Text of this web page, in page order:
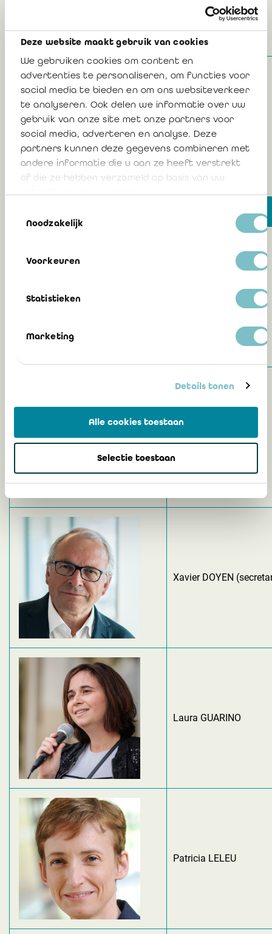
Deze website maakt gebruik van cookies
We gebruiken cookies om content en
advertenties te personaliseren, om functies voor
social media te bieden en om ons websiteverkeer
te analyseren. Ook delen we informatie over uw
gebruik van onze site met onze partners voor
social media, adverteren en analyse. Deze
partners kunnen deze gegevens combineren met
andere informatie die u aan ze heeft verstrekt
of die ze hebben verzameld op basis van uw
Noodzakelijk
Voorkeuren
Statistieken
Marketing
Details tonen
Alle cookies toestaan
Selectie toestaan
William RUTTEN
Olivier DE BONHOME
Charles DE STREEL
Xavier DOYEN
Laura GUARINO
Patricia LELEU